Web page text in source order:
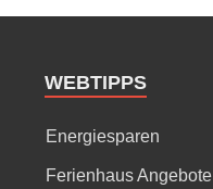
WEBTIPPS
Energiesparen
Ferienhaus Angebote